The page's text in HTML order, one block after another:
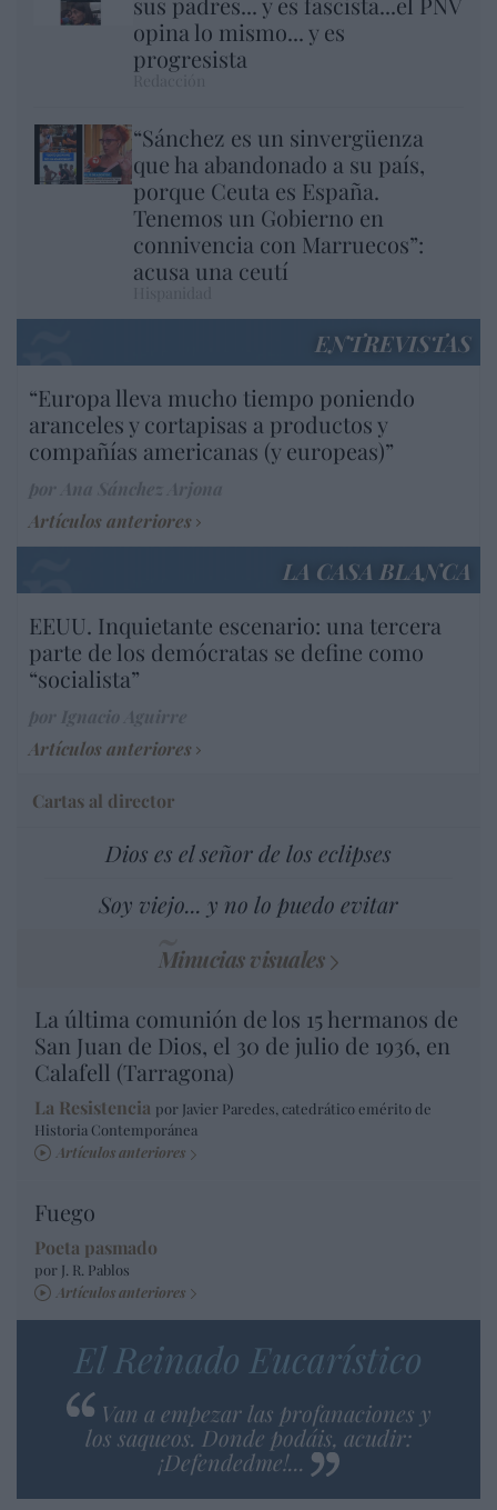
opina lo mismo... y es
progresista
“Sánchez es un sinvergüenza
que ha abandonado a su país,
porque Ceuta es España.
Tenemos un Gobierno en
connivencia con Marruecos”:
acusa una ceutí
ENTREVISTAS
“Europa lleva mucho tiempo poniendo
aranceles y cortapisas a productos y
compañías americanas (y europeas)”
Artículos anteriores
LA CASA BLANCA
EEUU. Inquietante escenario: una tercera
parte de los demócratas se define como
“socialista”
Artículos anteriores
Cartas al director
Dios es el señor de los eclipses
Soy viejo... y no lo puedo evitar
Minucias visuales
La última comunión de los 15 hermanos de
San Juan de Dios, el 30 de julio de 1936, en
Calafell (Tarragona)
La Resistencia por Javier Paredes, catedrático emérito de
Historia Contemporánea
Artículos anteriores
Fuego
Poeta pasmado
por J. R. Pablos
Artículos anteriores
El Reinado Eucarístico
Van a empezar las profanaciones y
los saqueos. Donde podáis, acudir:
¡Defendedme!...